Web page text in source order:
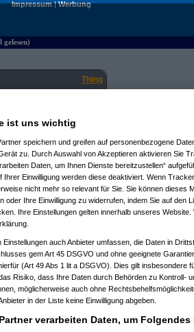
Impressum|Werbung
Thing
08.02.2025, 10:36:16
was es bisher (ich
tv-app-in-
ist uns wichtig
speichern und greifen auf personenbezogene
zu. Durch Auswahl von Akzeptieren aktivieren Sie
Daten, um Ihnen Dienste bereitzustellen“
Ihrer Einwilligung werden diese deaktiviert. Wenn
nicht mehr so relevant für Sie. Sie können dieses
oder Ihre Einwilligung zu widerrufen, indem Sie auf den
Ihre Einstellungen gelten innerhalb unseres Website.
auch Anbieter umfassen, die Daten in
gem Art 45 DSGVO und ohne geeignete
(Art 49 Abs 1 lit a DSGVO). Dies gilt insbesondere
Risiko, dass Ihre Daten durch Behörden zu Kontroll-
möglicherweise auch ohne
in der Liste keine Einwilligung abgeben.
verarbeiten Daten, um